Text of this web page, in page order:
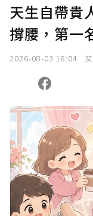
天生自帶貴
撐腰，第一
2026-08-03 18:04